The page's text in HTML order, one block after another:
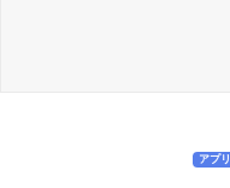
アプリ